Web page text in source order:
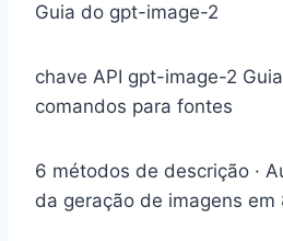
Guia do gpt-image-2
chave API gpt-image-2
comandos para fontes
6 métodos de descrição ·
da geração de imagens em